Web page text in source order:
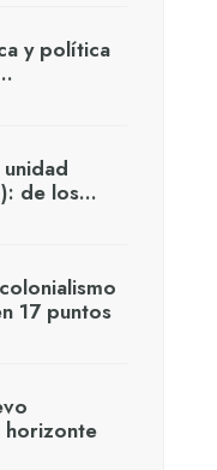
y política
de los…
17 puntos
horizonte